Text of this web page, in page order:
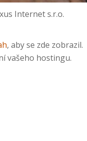
Internet s.r.o.
, aby se zde zobrazil.
vašeho hostingu.